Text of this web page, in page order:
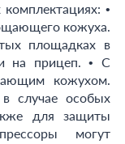
•
кожуха.
площадках в
на прицеп. • С
кожухом.
случае особых
для защиты
могут